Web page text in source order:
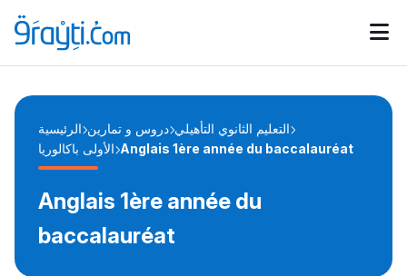
Catégories
d'actualités
Annonces bourses
الرئيسية دروس و تمارين التعليم الثانوي التأهيلي
الأولى باكالوريا Anglais 1ère année du baccalauréat
Anglais 1ère année du
baccalauréat